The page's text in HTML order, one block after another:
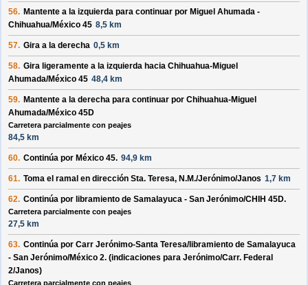
56. Mantente a la izquierda para continuar por Miguel Ahumada -
Chihuahua/México 45 8,5 km
57. Gira a la derecha 0,5 km
58. Gira ligeramente a la izquierda hacia Chihuahua-Miguel
Ahumada/México 45 48,4 km
59. Mantente a la derecha para continuar por Chihuahua-Miguel
Ahumada/México 45D
Carretera parcialmente con peajes
84,5 km
60. Continúa por México 45. 94,9 km
61. Toma el ramal en dirección Sta. Teresa, N.M./Jerónimo/Janos 1,7 km
62. Continúa por libramiento de Samalayuca - San Jerónimo/CHIH 45D.
Carretera parcialmente con peajes
27,5 km
63. Continúa por Carr Jerónimo-Santa Teresa/libramiento de Samalayuca
- San Jerónimo/México 2. (indicaciones para Jerónimo/Carr. Federal
2/Janos)
Carretera parcialmente con peajes